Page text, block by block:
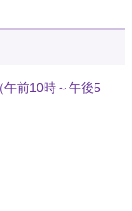
前10時～午後5